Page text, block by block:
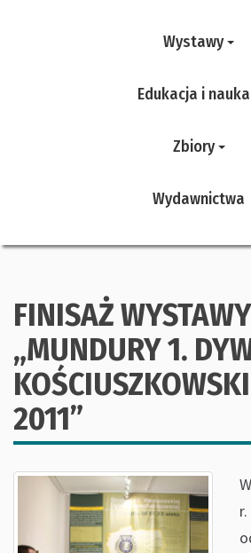
Wystawy
Edukacja i nauka
Zbiory
Wydawnictwa
FINISAŻ WYSTAWY
„MUNDURY 1.
2011”